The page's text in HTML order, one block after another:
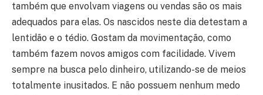
também que envolvam viagens ou vendas são os mais
adequados para elas. Os nascidos neste dia detestam a
lentidão e o tédio. Gostam da movimentação, como
também fazem novos amigos com facilidade. Vivem
sempre na busca pelo dinheiro, utilizando-se de meios
totalmente inusitados. E não possuem nenhum medo